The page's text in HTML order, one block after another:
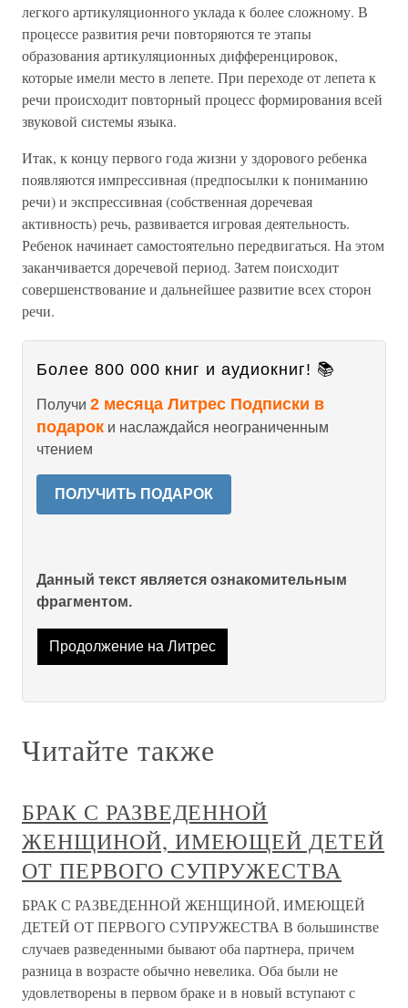
легкого артикуляционного уклада к более сложному. В
процессе развития речи повторяются те этапы
образования артикуляционных дифференцировок,
которые имели место в лепете. При переходе от лепета к
речи происходит повторный процесс формирования всей
звуковой системы языка.
Итак, к концу первого года жизни у здорового ребенка
появляются импрессивная (предпосылки к пониманию
речи) и экспрессивная (собственная доречевая
активность) речь, развивается игровая деятельность.
Ребенок начинает самостоятельно передвигаться. На этом
заканчивается доречевой период. Затем поисходит
совершенствование и дальнейшее развитие всех сторон
речи.
Более 800 000 книг и аудиокниг! 📚
Получи 2 месяца Литрес Подписки в
подарок и наслаждайся неограниченным
чтением
ПОЛУЧИТЬ ПОДАРОК
Данный текст является ознакомительным
фрагментом.
Продолжение на Литрес
Читайте также
БРАК С РАЗВЕДЕННОЙ
ЖЕНЩИНОЙ, ИМЕЮЩЕЙ ДЕТЕЙ
ОТ ПЕРВОГО СУПРУЖЕСТВА
БРАК С РАЗВЕДЕННОЙ ЖЕНЩИНОЙ, ИМЕЮЩЕЙ
ДЕТЕЙ ОТ ПЕРВОГО СУПРУЖЕСТВА В большинстве
случаев разведенными бывают оба партнера, причем
разница в возрасте обычно невелика. Оба были не
удовлетворены в первом браке и в новый вступают с